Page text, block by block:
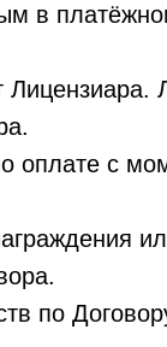
в
с
по